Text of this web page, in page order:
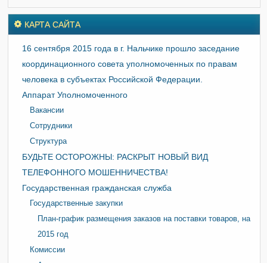
КАРТА САЙТА
16 сентября 2015 года в г. Нальчике прошло заседание
координационного совета уполномоченных по правам
человека в субъектах Российской Федерации.
Аппарат Уполномоченного
Вакансии
Сотрудники
Структура
БУДЬТЕ ОСТОРОЖНЫ: РАСКРЫТ НОВЫЙ ВИД
ТЕЛЕФОННОГО МОШЕННИЧЕСТВА!
Государственная гражданская служба
Государственные закупки
План-график размещения заказов на поставки товаров, на
2015 год
Комиссии